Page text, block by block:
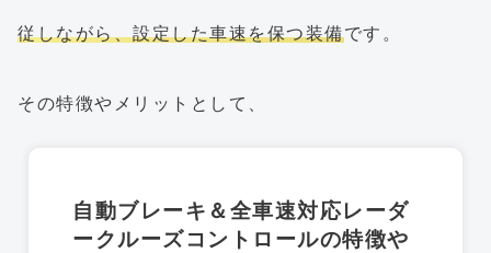
従しながら、設定した車速を保つ装備です。
その特徴やメリットとして、
自動ブレーキ＆全車速対応レーダ
ークルーズコントロールの特徴や